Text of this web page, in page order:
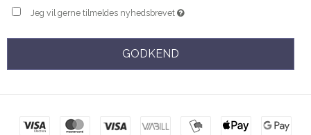
Jeg vil gerne tilmeldes nyhedsbrevet
GODKEND